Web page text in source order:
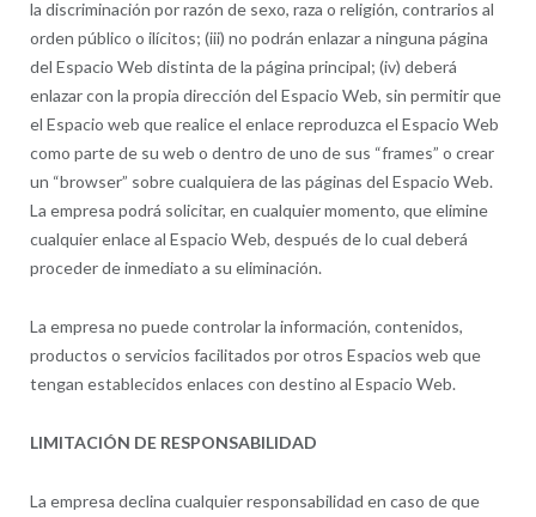
la discriminación por razón de sexo, raza o religión, contrarios al
orden público o ilícitos; (iii) no podrán enlazar a ninguna página
del Espacio Web distinta de la página principal; (iv) deberá
enlazar con la propia dirección del Espacio Web, sin permitir que
el Espacio web que realice el enlace reproduzca el Espacio Web
como parte de su web o dentro de uno de sus “frames” o crear
un “browser” sobre cualquiera de las páginas del Espacio Web.
La empresa podrá solicitar, en cualquier momento, que elimine
cualquier enlace al Espacio Web, después de lo cual deberá
proceder de inmediato a su eliminación.
La empresa no puede controlar la información, contenidos,
productos o servicios facilitados por otros Espacios web que
tengan establecidos enlaces con destino al Espacio Web.
LIMITACIÓN DE RESPONSABILIDAD
La empresa declina cualquier responsabilidad en caso de que